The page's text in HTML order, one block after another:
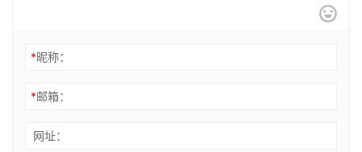
*昵称：
*邮箱：
网址：